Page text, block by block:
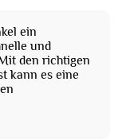
ein
und
den richtigen
kann es eine